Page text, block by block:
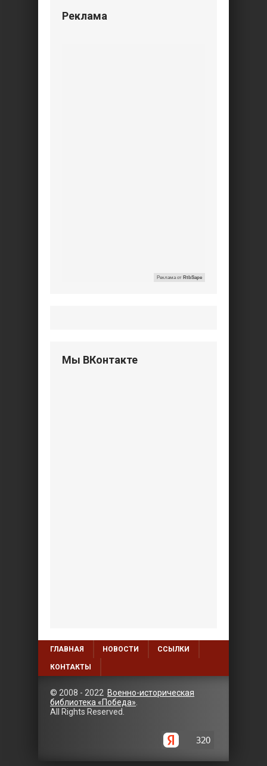
Реклама
Реклама от RtbSape
Мы ВКонтакте
ГЛАВНАЯ НОВОСТИ ССЫЛКИ
КОНТАКТЫ
© 2008 - 2022 Военно-историческая
библиотека «Победа»
All Rights Reserved.